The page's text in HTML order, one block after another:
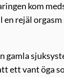
kom
en rejäl
gamla
ett vant öga